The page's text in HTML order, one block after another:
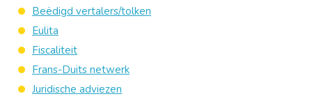
Beëdigd vertalers/tolken
Eulita
Fiscaliteit
Frans-Duits netwerk
Juridische adviezen